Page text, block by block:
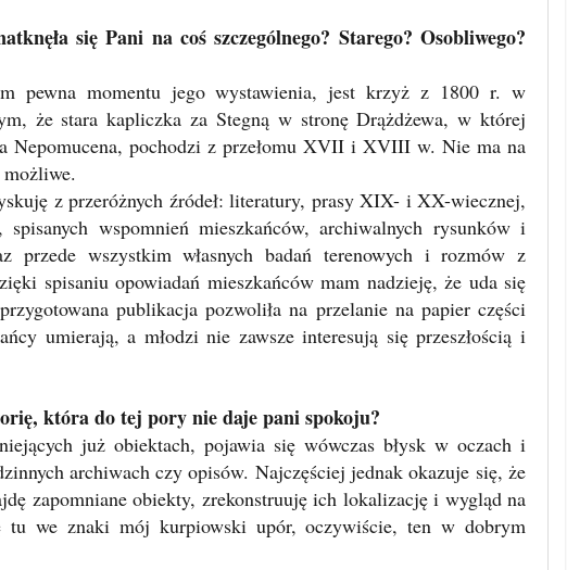
się Pani na coś szczególnego? Starego? Osobliwego?
pewna momentu jego wystawienia, jest krzyż z 1800 r. w
że stara kapliczka za Stegną w stronę Drążdżewa, w której
Nepomucena, pochodzi z przełomu XVII i XVIII w. Nie ma na
z przeróżnych źródeł: literatury, prasy XIX- i XX-wiecznej,
wspomnień mieszkańców, archiwalnych rysunków i
wszystkim własnych badań terenowych i rozmów z
spisaniu opowiadań mieszkańców mam nadzieję, że uda się
publikacja pozwoliła na przelanie na papier części
umierają, a młodzi nie zawsze interesują się przeszłością i
która do tej pory nie daje pani spokoju?
już obiektach, pojawia się wówczas błysk w oczach i
archiwach czy opisów. Najczęściej jednak okazuje się, że
zapomniane obiekty, zrekonstruuję ich lokalizację i wygląd na
tu we znaki mój kurpiowski upór, oczywiście, ten w dobrym